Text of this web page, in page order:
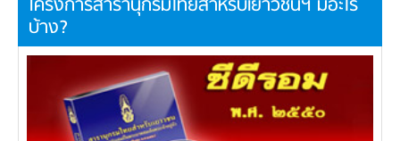
บ้าง?